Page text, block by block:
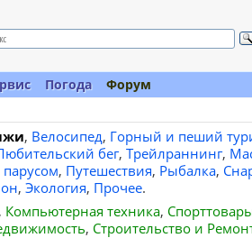
Погода
Форум
, Велосипед, Горный и пеший
бег, Трейлраннинг,
, Путешествия, Рыбалка,
, Экология, Прочее.
, Компьютерная техника,
, Строительство и